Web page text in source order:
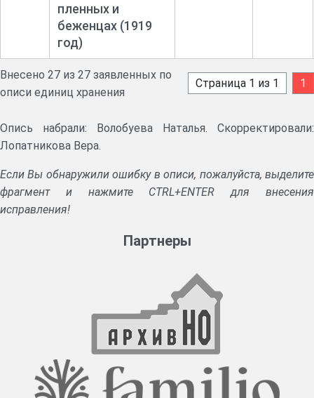
пленных и
беженцах (1919
год)
Внесено 27 из 27 заявленных по
описи единиц хранения
Страница 1 из 1 1
Опись набрали: Волобуева Наталья. Скорректировали:
Лопатникова Вера.
Если Вы обнаружили ошибку в описи, пожалуйста, выделите
фрагмент и нажмите CTRL+ENTER для внесения
исправления!
Партнеры